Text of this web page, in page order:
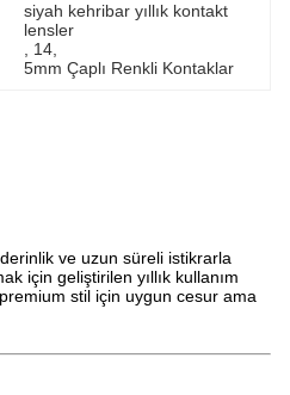
siyah kehribar yıllık kontakt
lensler
14
5mm Çaplı Renkli Kontaklar
ve uzun süreli istikrarla
için geliştirilen yıllık kullanım
stil için uygun cesur ama